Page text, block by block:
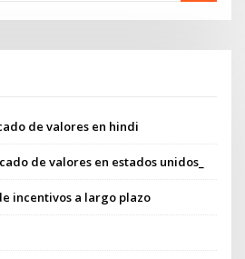
de valores en hindi
de valores en estados unidos_
incentivos a largo plazo